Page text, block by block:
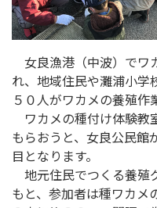
女良漁港（中波）でワ
れ、地域住民や灘浦小学
５０人がワカメの養殖作
ワカメの種付け体験教
もらおうと、女良公民館
目となります。
地元住民でつくる養殖
もと、参加者は種ワカメ